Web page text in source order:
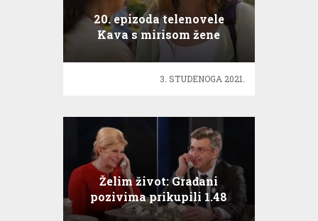
20. epizoda telenovele
Kava s mirisom žene
3. STUDENOGA 2021.
Želim život: Građani
pozivima prikupili 1.48
milijuna kuna